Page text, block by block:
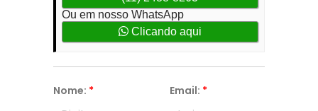
Ou em nosso WhatsApp
Clicando aqui
Nome: * Email: *